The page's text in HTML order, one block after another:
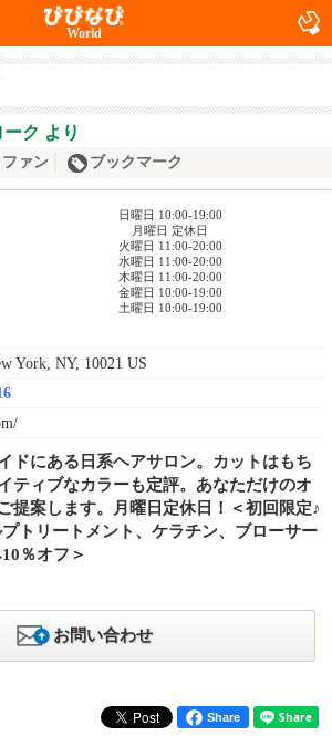
World
ク より
ファン ブックマーク
日曜日 10:00-19:00
月曜日 定休日
火曜日 11:00-20:00
水曜日 11:00-20:00
木曜日 11:00-20:00
金曜日 10:00-19:00
土曜日 10:00-19:00
York, NY, 10021 US
ドにある日系ヘアサロン。カットはもち
ティブなカラーも定評。あなただけのオ
提案します。月曜日定休日！＜初回限定♪
トリートメント、ケラチン、ブローサー
％オフ＞
お問い合わせ
Share